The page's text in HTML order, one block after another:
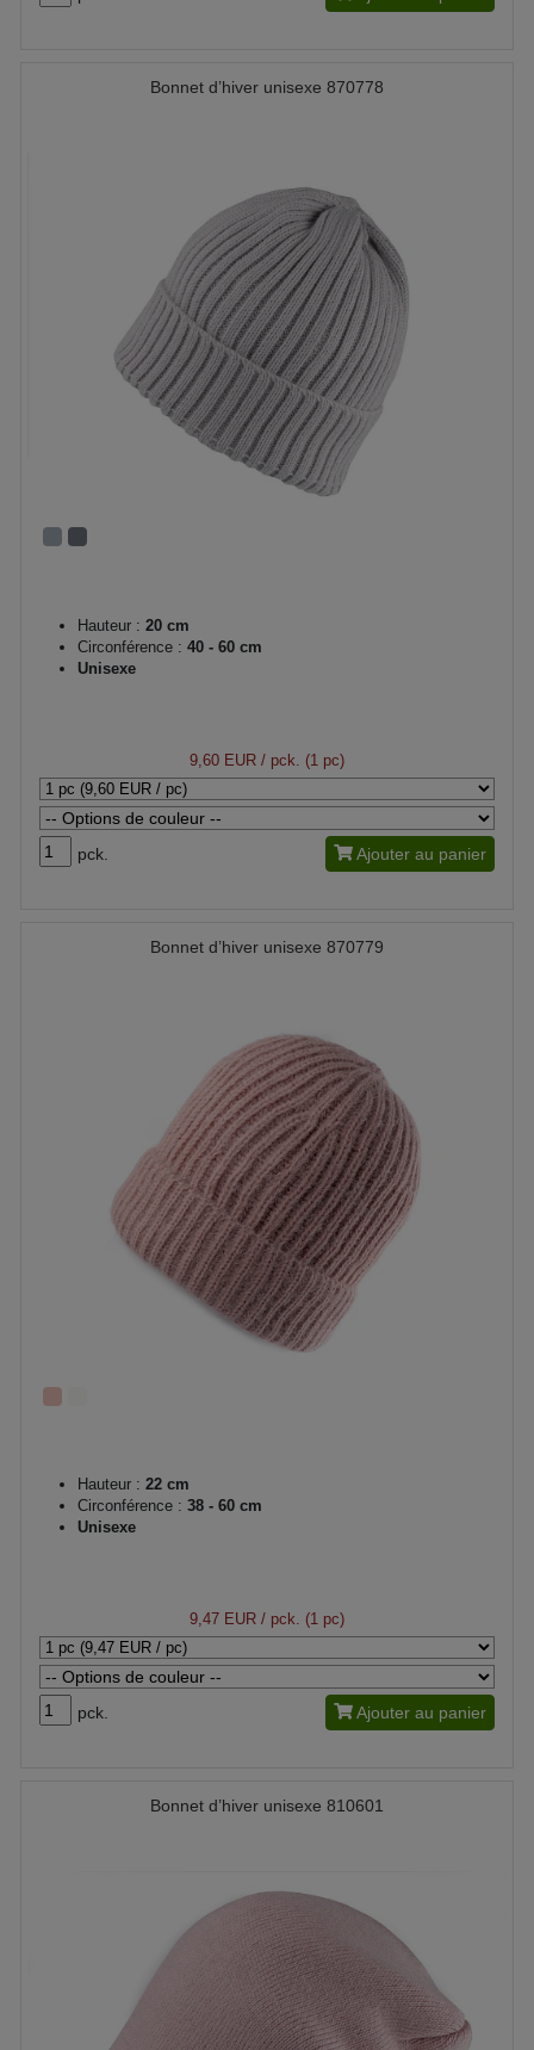
Bonnet d’hiver unisexe 870778
Hauteur : 20 cm
Circonférence : 40 - 60 cm
Unisexe
9,60 EUR / pck. (1 pc)
pck. Ajouter au panier
Bonnet d’hiver unisexe 870779
Hauteur : 22 cm
Circonférence : 38 - 60 cm
Unisexe
9,47 EUR / pck. (1 pc)
pck. Ajouter au panier
Bonnet d’hiver unisexe 810601